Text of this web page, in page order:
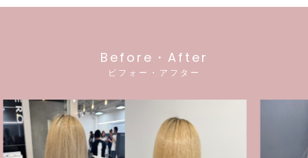
Before・After
ビフォー・アフター